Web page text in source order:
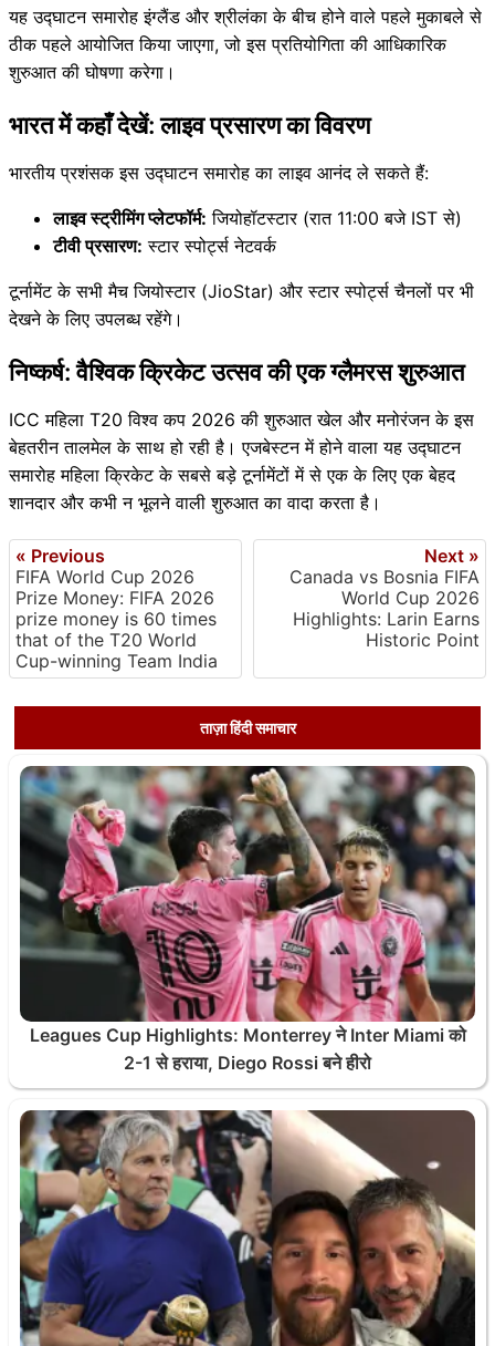
यह उद्घाटन समारोह इंग्लैंड और श्रीलंका के बीच होने वाले पहले मुकाबले से
ठीक पहले आयोजित किया जाएगा, जो इस प्रतियोगिता की आधिकारिक
शुरुआत की घोषणा करेगा।
भारत में कहाँ देखें: लाइव प्रसारण का विवरण
भारतीय प्रशंसक इस उद्घाटन समारोह का लाइव आनंद ले सकते हैं:
लाइव स्ट्रीमिंग प्लेटफॉर्म: जियोहॉटस्टार (रात 11:00 बजे IST से)
टीवी प्रसारण: स्टार स्पोर्ट्स नेटवर्क
टूर्नामेंट के सभी मैच जियोस्टार (JioStar) और स्टार स्पोर्ट्स चैनलों पर भी
देखने के लिए उपलब्ध रहेंगे।
निष्कर्ष: वैश्विक क्रिकेट उत्सव की एक ग्लैमरस शुरुआत
ICC महिला T20 विश्व कप 2026 की शुरुआत खेल और मनोरंजन के इस
बेहतरीन तालमेल के साथ हो रही है। एजबेस्टन में होने वाला यह उद्घाटन
समारोह महिला क्रिकेट के सबसे बड़े टूर्नामेंटों में से एक के लिए एक बेहद
शानदार और कभी न भूलने वाली शुरुआत का वादा करता है।
« Previous
FIFA World Cup 2026
Prize Money: FIFA 2026
prize money is 60 times
that of the T20 World
Cup-winning Team India
Next »
Canada vs Bosnia FIFA
World Cup 2026
Highlights: Larin Earns
Historic Point
ताज़ा हिंदी समाचार
Leagues Cup Highlights: Monterrey ने Inter Miami को
2-1 से हराया, Diego Rossi बने हीरो